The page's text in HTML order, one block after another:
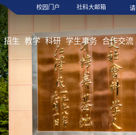
校园门户 社科大邮箱
招生 教学 科研 学生事务 合作交流